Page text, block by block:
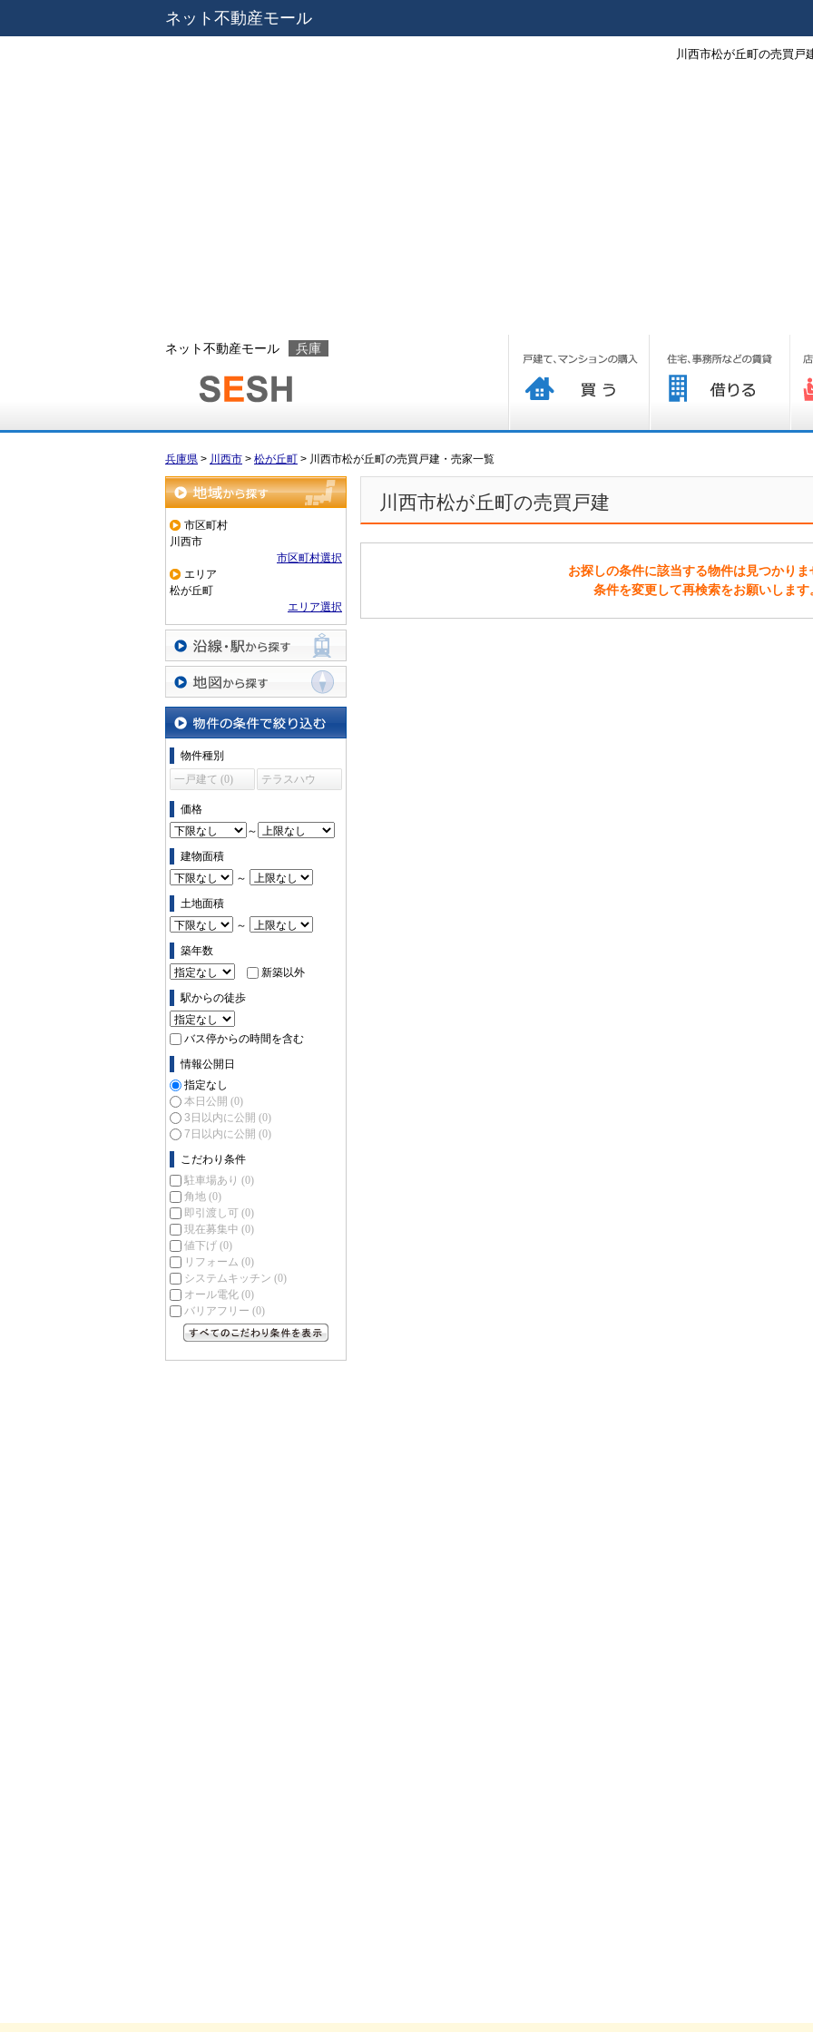
ネット不動産モール
川西市松が丘町の売買戸
ネット不動産モール 兵庫
兵庫県 > 川西市 > 松が丘町 > 川西市松が丘町の売買戸建・売家一覧
地域から探す
市区町村
川西市
市区町村選択
エリア
松が丘町
エリア選択
沿線・駅から探す
地図から探す
物件の条件で絞り込む
物件種別
一戸建て (0)
テラスハウ
価格
～
建物面積
～
土地面積
～
築年数
新築以外
駅からの徒歩
バス停からの時間を含む
情報公開日
指定なし
本日公開 (0)
3日以内に公開 (0)
7日以内に公開 (0)
こだわり条件
駐車場あり (0)
角地 (0)
即引渡し可 (0)
現在募集中 (0)
値下げ (0)
リフォーム (0)
システムキッチン (0)
オール電化 (0)
バリアフリー (0)
川西市松が丘町の売買戸建
お探しの条件に該当する物件は見つかりま
条件を変更して再検索をお願いします